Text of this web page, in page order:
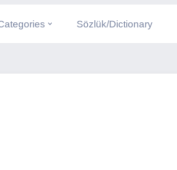
Sözlük/Dictionary